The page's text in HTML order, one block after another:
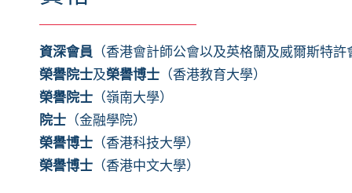
資深會員 （香港會計師公會以及英格蘭及威爾斯特許
榮譽院士及榮譽博士 （香港教育大學）
榮譽院士 （嶺南大學）
院士 （金融學院）
榮譽博士 （香港科技大學）
榮譽博士 （香港中文大學）